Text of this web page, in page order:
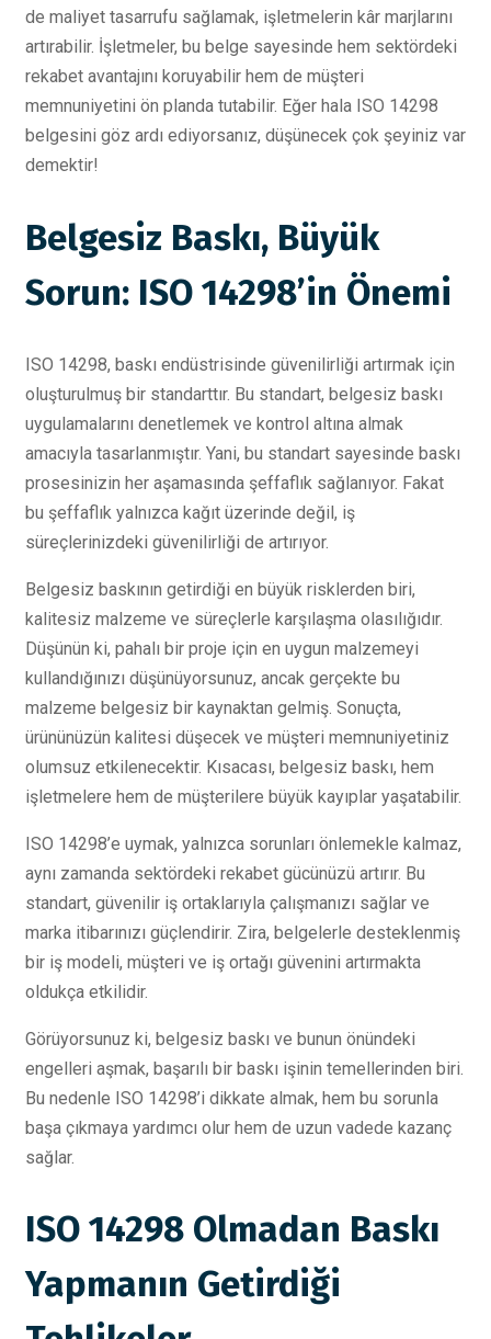
de maliyet tasarrufu sağlamak, işletmelerin kâr marjlarını
artırabilir. İşletmeler, bu belge sayesinde hem sektördeki
rekabet avantajını koruyabilir hem de müşteri
memnuniyetini ön planda tutabilir. Eğer hala ISO 14298
belgesini göz ardı ediyorsanız, düşünecek çok şeyiniz var
demektir!
Belgesiz Baskı, Büyük
Sorun: ISO 14298’in Önemi
ISO 14298, baskı endüstrisinde güvenilirliği artırmak için
oluşturulmuş bir standarttır. Bu standart, belgesiz baskı
uygulamalarını denetlemek ve kontrol altına almak
amacıyla tasarlanmıştır. Yani, bu standart sayesinde baskı
prosesinizin her aşamasında şeffaflık sağlanıyor. Fakat
bu şeffaflık yalnızca kağıt üzerinde değil, iş
süreçlerinizdeki güvenilirliği de artırıyor.
Belgesiz baskının getirdiği en büyük risklerden biri,
kalitesiz malzeme ve süreçlerle karşılaşma olasılığıdır.
Düşünün ki, pahalı bir proje için en uygun malzemeyi
kullandığınızı düşünüyorsunuz, ancak gerçekte bu
malzeme belgesiz bir kaynaktan gelmiş. Sonuçta,
ürününüzün kalitesi düşecek ve müşteri memnuniyetiniz
olumsuz etkilenecektir. Kısacası, belgesiz baskı, hem
işletmelere hem de müşterilere büyük kayıplar yaşatabilir.
ISO 14298’e uymak, yalnızca sorunları önlemekle kalmaz,
aynı zamanda sektördeki rekabet gücünüzü artırır. Bu
standart, güvenilir iş ortaklarıyla çalışmanızı sağlar ve
marka itibarınızı güçlendirir. Zira, belgelerle desteklenmiş
bir iş modeli, müşteri ve iş ortağı güvenini artırmakta
oldukça etkilidir.
Görüyorsunuz ki, belgesiz baskı ve bunun önündeki
engelleri aşmak, başarılı bir baskı işinin temellerinden biri.
Bu nedenle ISO 14298’i dikkate almak, hem bu sorunla
başa çıkmaya yardımcı olur hem de uzun vadede kazanç
sağlar.
ISO 14298 Olmadan Baskı
Yapmanın Getirdiği